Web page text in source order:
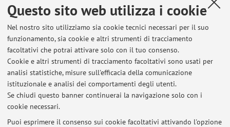
Questo sito web utilizza i cookie
Nel nostro sito utilizziamo sia cookie tecnici necessari per il suo
funzionamento, sia cookie e altri strumenti di tracciamento
facoltativi che potrai attivare solo con il tuo consenso.
Cookie e altri strumenti di tracciamento facoltativi sono usati per
analisi statistiche, misure sull'efficacia della comunicazione
istituzionale e analisi dei comportamenti degli utenti.
Se chiudi questo banner continuerai la navigazione solo con i
cookie necessari.
Puoi esprimere il consenso sui cookie facoltativi attivando l'opzione
E-mail: catalina.versaci@unibo.it
Vicepresidenza della Scuola di Scienze politiche -
Bologna
Strada Maggiore 45 Palazzo Hercolani, Bologna -
alla mappa